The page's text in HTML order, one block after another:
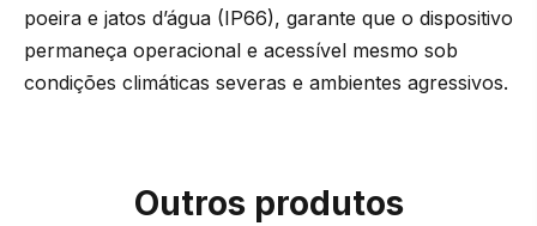
poeira e jatos d’água (IP66), garante que o dispositivo
permaneça operacional e acessível mesmo sob
condições climáticas severas e ambientes agressivos.
Outros produtos